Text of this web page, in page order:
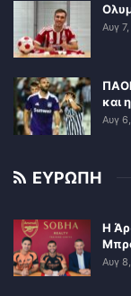
Αυγ
και
Αυγ
ΕΥΡΩΠΗ
Η
Αυγ